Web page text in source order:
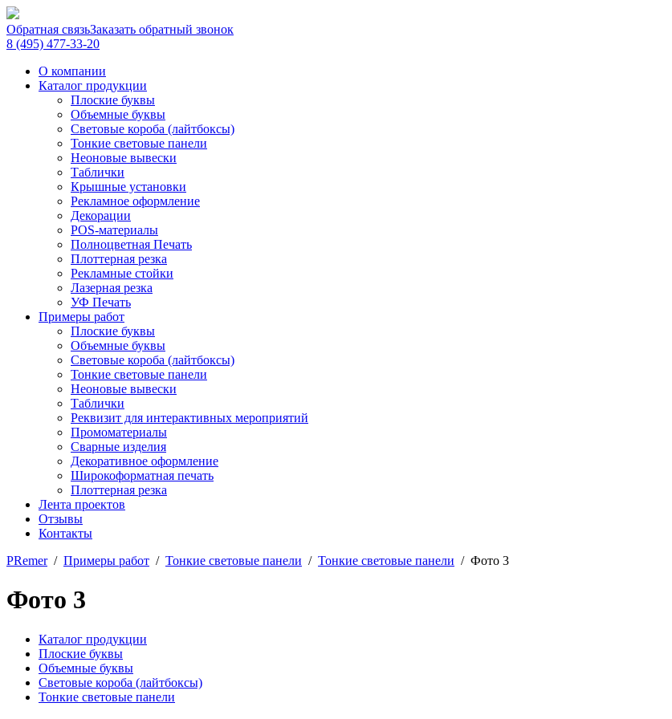
Обратная связьЗаказать обратный звонок
8 (495) 477-33-20
О компании
Каталог продукции
Плоские буквы
Объемные буквы
Световые короба (лайтбоксы)
Тонкие световые панели
Неоновые вывески
Таблички
Крышные установки
Рекламное оформление
Декорации
POS-материалы
Полноцветная Печать
Плоттерная резка
Рекламные стойки
Лазерная резка
УФ Печать
Примеры работ
Плоские буквы
Объемные буквы
Световые короба (лайтбоксы)
Тонкие световые панели
Неоновые вывески
Таблички
Реквизит для интерактивных мероприятий
Промоматериалы
Сварные изделия
Декоративное оформление
Широкоформатная печать
Плоттерная резка
Лента проектов
Отзывы
Контакты
PRemer/ Примеры работ / Тонкие световые панели / Тонкие световые панели / Фото 3
Фото 3
Каталог продукции
Плоские буквы
Объемные буквы
Световые короба (лайтбоксы)
Тонкие световые панели